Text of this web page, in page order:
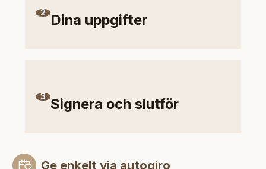
2 Dina uppgifter
3 Signera och slutför
Ge enkelt via autogiro